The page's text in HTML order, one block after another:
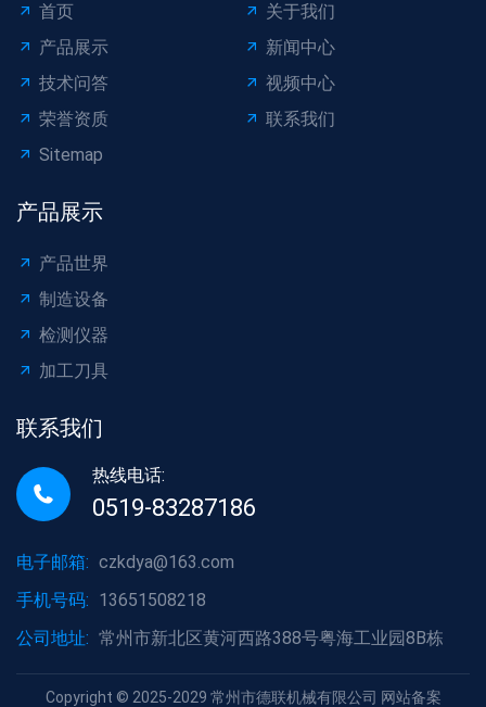
首页
关于我们
产品展示
新闻中心
技术问答
视频中心
荣誉资质
联系我们
Sitemap
产品展示
产品世界
制造设备
检测仪器
加工刀具
联系我们
热线电话:
0519-83287186
电子邮箱: czkdya@163.com
手机号码: 13651508218
公司地址: 常州市新北区黄河西路388号粤海工业园8B栋
Copyright © 2025-2029 常州市德联机械有限公司 网站备案